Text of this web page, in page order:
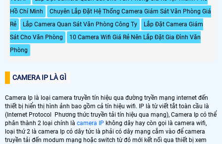
Hồ Chí Minh
Chuyên Lắp Đặt Hệ Thống Camera Giám Sát Văn Phòng Giá
Rẻ
Lắp Camera Quan Sát Văn Phòng Công Ty
Lắp Đặt Camera Giám
Sát Cho Văn Phòng
10 Camera Wifi Giá Rẻ Nên Lắp Đặt Gia Đình Văn
Phòng
CAMERA IP LÀ GÌ
Camera Ip là loại camera truyền tín hiệu qua đường tryền mạng internet đến
thiết bị hiển thị hình ảnh bao gồm cả tín hiệu wifi. IP là từ viết tắt toàn cầu là
(Internet Protocol Phương thức truyền tải tín hiệu qua mạng), Camera Ip có thể
phân thành 2 loại chính là camera IP không dây hay còn gọi là camera wifi,
loại thứ 2 là camera Ip có dây tức là phải có dây mạng cắm vào để camera
truyền tải đến modum mạng hoặc switch từ đó mới kết nối qua thiết bị xem